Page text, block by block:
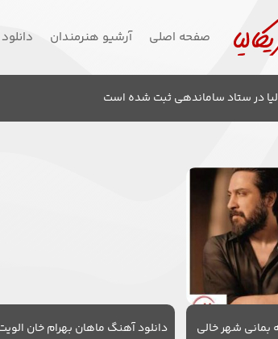
صفحه اصلی آرشیو هنرمندان
در ستاد ساماندهی ثبت شده است
بمانی شهر خالی دانلود آهنگ ماهان بهرام خان